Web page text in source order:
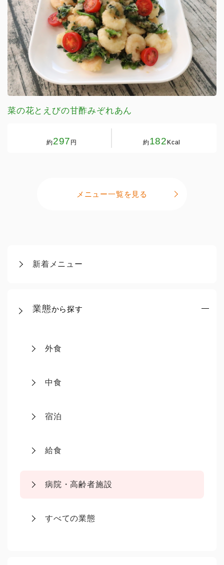
新着メニュー
業態から探す
外食
中食
宿泊
給食
病院・高齢者施設
すべての業態
菜の花とえびの甘酢みぞれあん
約297 円 約182 Kcal
メニュー一覧を見る